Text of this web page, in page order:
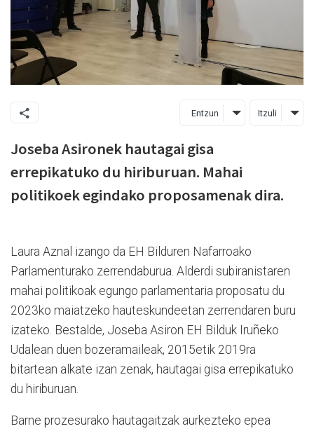
Entzun Itzuli
Joseba Asironek hautagai gisa
errepikatuko du hiriburuan. Mahai
politikoek egindako proposamenak dira.
Laura Aznal izango da EH Bilduren Nafarroako
Parlamenturako zerrendaburua. Alderdi subiranistaren
mahai politikoak egungo parlamentaria proposatu du
2023ko maiatzeko hauteskundeetan zerrendaren buru
izateko. Bestalde, Joseba Asiron EH Bilduk Iruñeko
Udalean duen bozeramaileak, 2015etik 2019ra
bitartean alkate izan zenak, hautagai gisa errepikatuko
du hiriburuan.
Barne prozesurako hautagaitzak aurkezteko epea